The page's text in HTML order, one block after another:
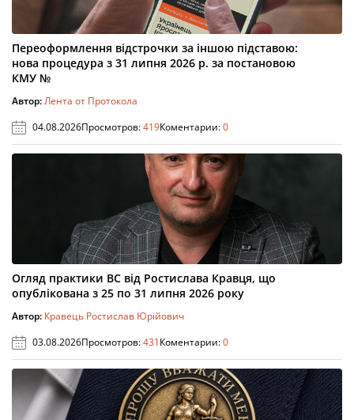
Переоформлення відстрочки за іншою підставою:
нова процедура з 31 липня 2026 р. за постановою
КМУ №
Автор:Лента от Протокола
04.08.2026Просмотров:419Коментарии:0
Огляд практики ВС від Ростислава Кравця, що
опублікована з 25 по 31 липня 2026 року
Автор: Кравець Ростислав Юрійович
03.08.2026Просмотров:431Коментарии:0